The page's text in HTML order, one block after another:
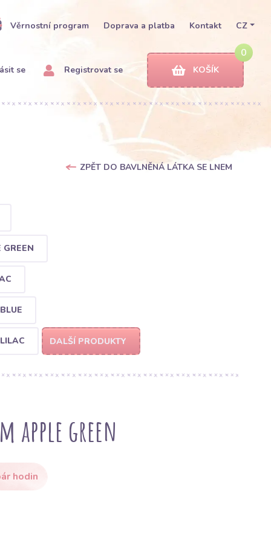
Věrnostní program Doprava a platba Kontakt CZ
se Registrovat se
0
KOŠÍK
ZPĚT DO BAVLNĚNÁ LÁTKA SE LNEM
DALŠÍ PRODUKTY
apple green
hodin